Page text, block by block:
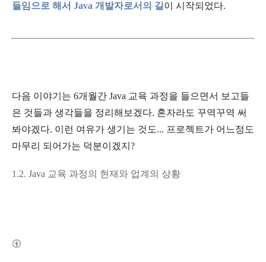
들임으로 해서 Java 개발자로서의 길 이 시작되었다.
다음 이야기는 6개월간 Java 교육 과정을 들으면서 보고들
은 것들과 생각들을 정리해보겠다. 혼자라도 꾸역꾸역 써
봐야겠다. 이런 여유가 생기는 것도... 프로젝트가 어느정도
마무리 되어가는 덕분이겠지?
1.2. Java 교육 과정의 현재와 업계의 상황